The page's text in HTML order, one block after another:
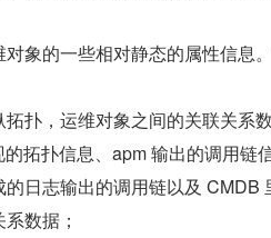
象的一些相对静态的属性信息
扑，运维对象之间的关联关系
拓扑信息、apm 输出的调用链
日志输出的调用链以及 CMDB
数据；